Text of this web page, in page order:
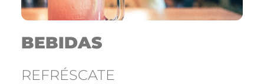
BEBIDAS
REFRÉSCATE